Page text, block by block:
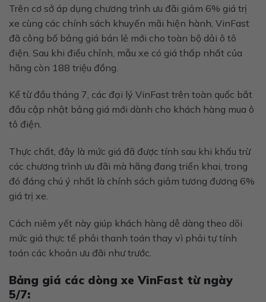
Trên cơ sở áp dụng chương trình ưu đãi giảm 6% giá trị
xe cùng các chính sách khuyến mãi hiện hành, VinFast
đã công bố bảng giá bán lẻ mới cho toàn bộ dải ô tô
điện. Sau khi điều chỉnh, mẫu xe có giá thấp nhất của
hãng còn 188 triệu đồng.
Kể từ đầu tháng 7, các đại lý VinFast trên toàn quốc bắt
đầu cập nhật bảng giá mới dành cho khách hàng mua ô
tô điện.
Thực chất, đây là mức giá đã được tính sau khi khấu trừ
các chương trình ưu đãi mà hãng đang triển khai, trong
đó đáng chú ý nhất là chính sách giảm tương đương 6%
giá trị xe.
Cách niêm yết này giúp khách hàng dễ dàng theo dõi
mức giá thực tế phải thanh toán thay vì phải tự tính
toán các khoản ưu đãi như trước.
Bảng giá các dòng xe VinFast từ ngày
5/7: